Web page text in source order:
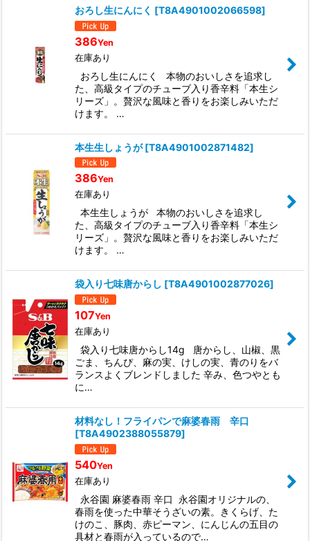
おろし生にんにく [T8A4901002066598]
386Yen
在庫あり
おろし生にんにく 本物のおいしさを追求し
た、高級タイプのチューブ入り香辛料「本生シ
リーズ」。贅沢な風味と香りをお楽しみいただ
けます。 …
本生生しょうが [T8A4901002871482]
386Yen
在庫あり
本生生しょうが 本物のおいしさを追求し
た、高級タイプのチューブ入り香辛料「本生シ
リーズ」。贅沢な風味と香りをお楽しみいただ
けます。 …
袋入り七味唐からし [T8A4901002877026]
107Yen
在庫あり
袋入り七味唐からし14g 唐からし、山椒、黒
ごま、ちんぴ、麻の実、けしの実、青のりをバ
ランスよくブレンドしました 辛み、色つやとも
に…
材料なし！フライパンで麻婆春雨 辛口
[T8A4902388055879]
540Yen
在庫あり
永谷園 麻婆春雨 辛口 永谷園オリジナルの、
春雨を使った中華そうざいの素。きくらげ、た
けのこ、豚肉、赤ピーマン、にんじんの五目の
具材と春雨が入っているので…